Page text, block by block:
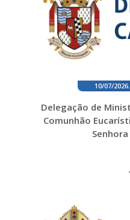
10/07/2026.
Delegação de
Comunhão